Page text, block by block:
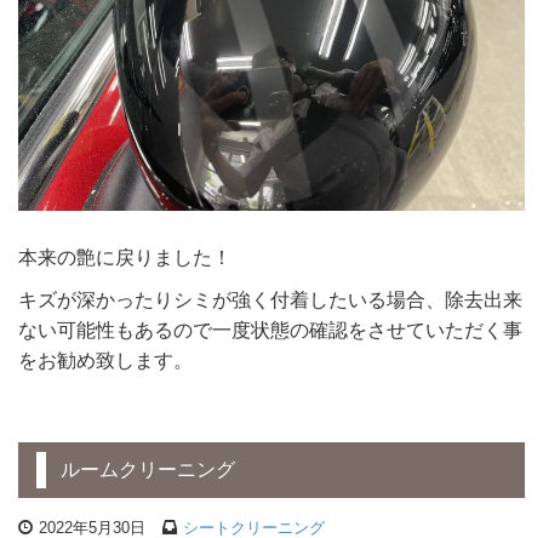
本来の艶に戻りました！
キズが深かったりシミが強く付着したいる場合、除去出来
ない可能性もあるので一度状態の確認をさせていただく事
をお勧め致します。
ルームクリーニング
2022年5月30日 シートクリーニング